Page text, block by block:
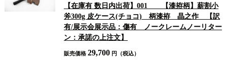
【在庫有 数日内出荷】001 【漆拵柄】薪割小
斧300g 皮ケース(チョコ) 柄漆拵 晶之作 【訳
有/展示会展示品：傷有 ノークレームノーリター
ン：承諾の上注文】
販売価格 29,700 円（税込）